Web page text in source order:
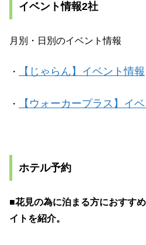
イベント情報2社
月別・日別のイベント情報
・ 【じゃらん】イベント情報
・ 【ウォーカープラス】イ
ホテル予約
■花見の為に泊まる方におすす
イトを紹介。